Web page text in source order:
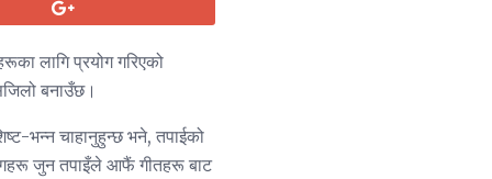
लागि प्रयोग गरिएको
बनाउँछ।
भन्न चाहानुहुन्छ भने, तपाईको
जुन तपाइँले आफैं गीतहरू बाट